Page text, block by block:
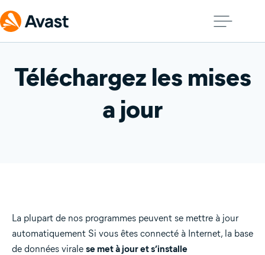
Téléchargez les mises
a jour
La plupart de nos programmes peuvent se mettre à jour
automatiquement Si vous êtes connecté à Internet, la base
de données virale se met à jour et s’installe